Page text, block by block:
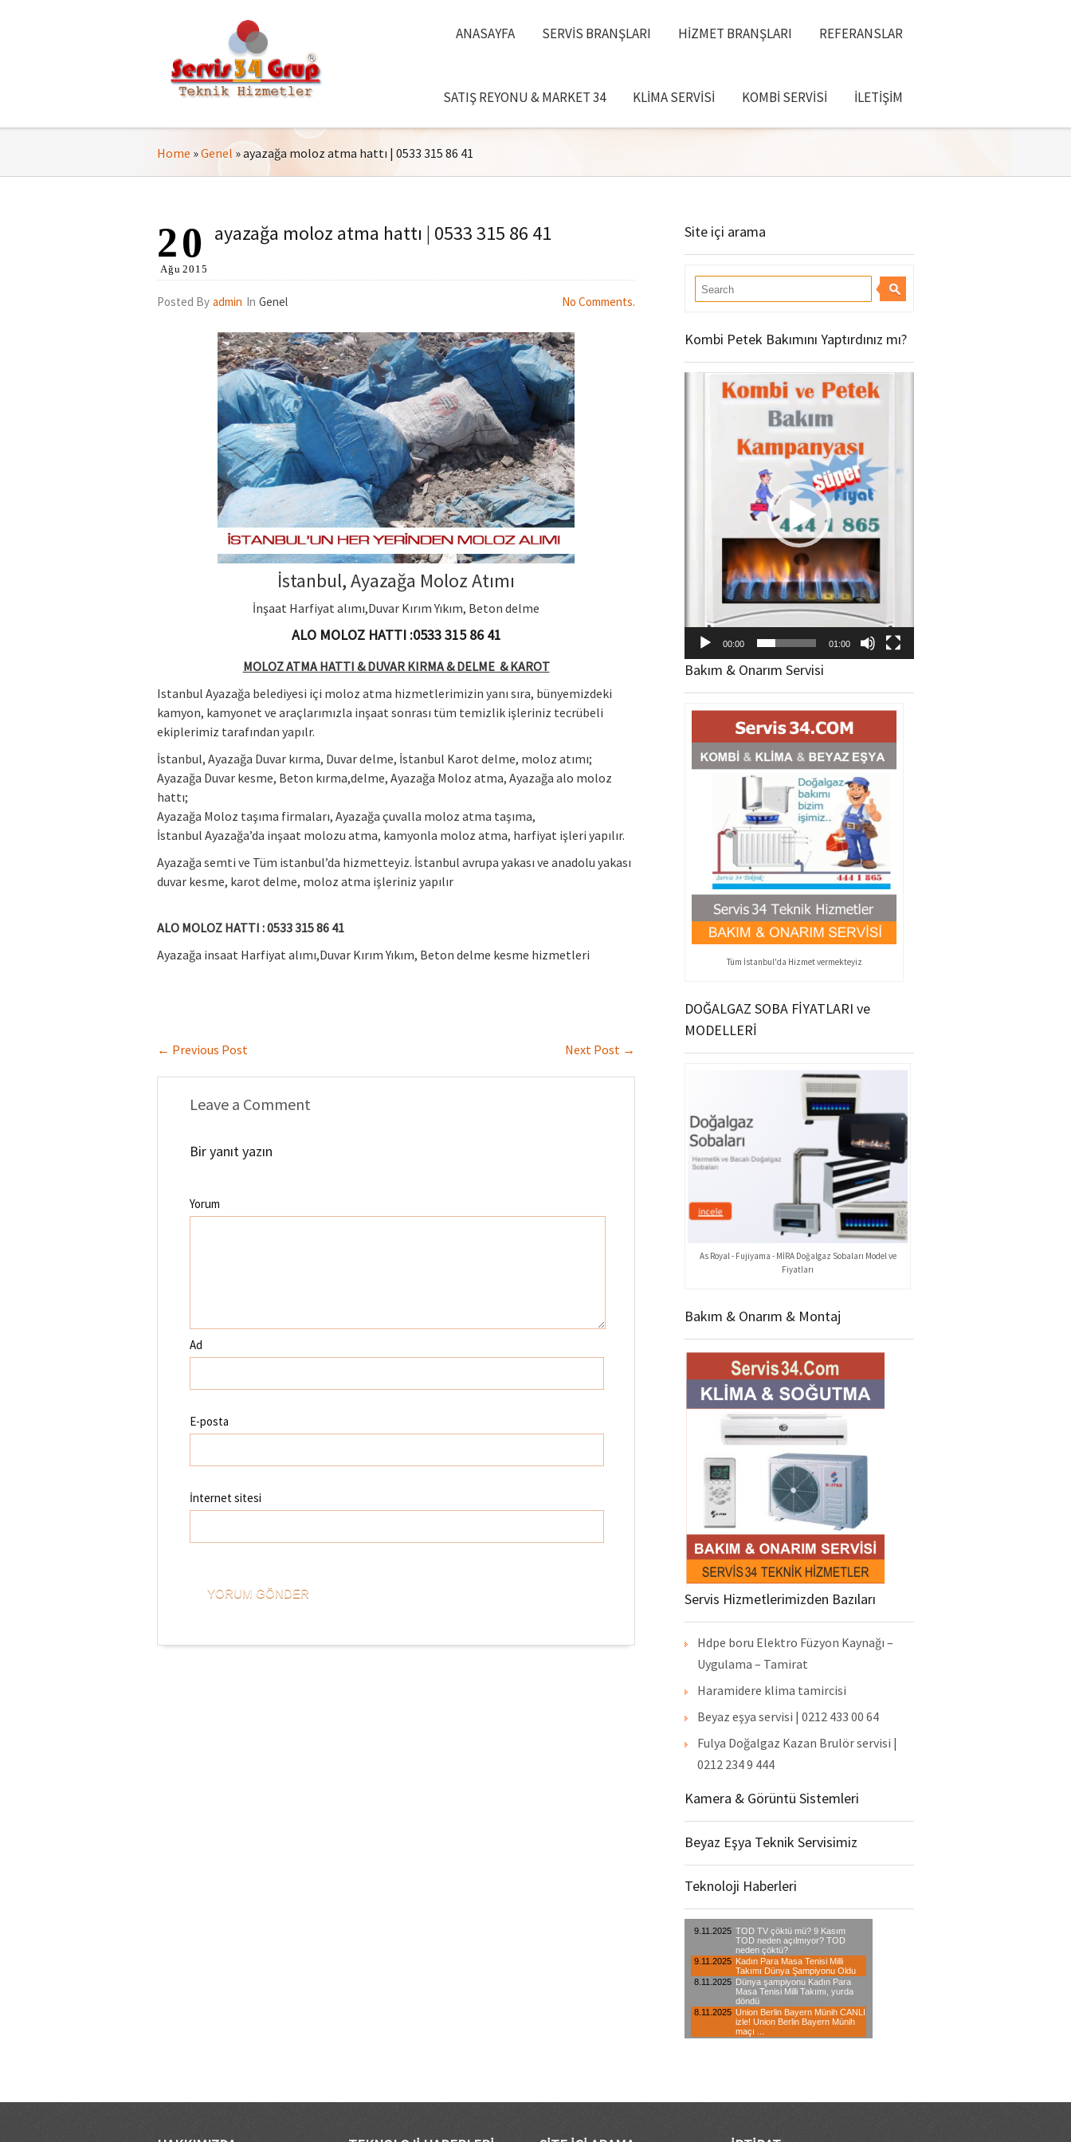
ANASAYFA SERVIS BRANŞLARI HIZMET BRANŞLARI REFERANSLAR
SATIŞ REYONU & MARKET 34 KLIMA SERVISI KOMBI SERVISI İLETIŞIM
Home »Genel »ayazağa moloz atma hattı | 0533 315 86 41
ayazağa moloz atma hattı | 0533 315 86 41
20
Ağu 2015
Posted By admin In Genel No Comments.
İstanbul, Ayazağa Moloz Atımı
İnşaat Harfiyat alımı,Duvar Kırım Yıkım, Beton delme
ALO MOLOZ HATTI :0533 315 86 41
MOLOZ ATMA HATTI & DUVAR KIRMA & DELME & KAROT
Istanbul Ayazağa belediyesi içi moloz atma hizmetlerimizin yanı sıra, bünyemizdeki
kamyon, kamyonet ve araçlarımızla inşaat sonrası tüm temizlik işleriniz tecrübeli
ekiplerimiz tarafından yapılr.
İstanbul, Ayazağa Duvar kırma, Duvar delme, İstanbul Karot delme, moloz atımı;
Ayazağa Duvar kesme, Beton kırma,delme, Ayazağa Moloz atma, Ayazağa alo moloz
hattı;
Ayazağa Moloz taşıma firmaları, Ayazağa çuvalla moloz atma taşıma,
İstanbul Ayazağa’da inşaat molozu atma, kamyonla moloz atma, harfiyat işleri yapılır.
Ayazağa semti ve Tüm istanbul’da hizmetteyiz. İstanbul avrupa yakası ve anadolu yakası
duvar kesme, karot delme, moloz atma işleriniz yapılır
ALO MOLOZ HATTI : 0533 315 86 41
Ayazağa insaat Harfiyat alımı,Duvar Kırım Yıkım, Beton delme kesme hizmetleri
← Previous Post Next Post →
Leave a Comment
Bir yanıt yazın
Yorum
Ad
E-posta
İnternet sitesi
Site içi arama
Kombi Petek Bakımını Yaptırdınız mı?
oynatıcı
00:00 01:00
Bakım & Onarım Servisi
Tüm İstanbul'da Hizmet vermekteyiz
DOĞALGAZ SOBA FİYATLARI ve
MODELLERİ
As Royal - Fujiyama - MİRA Doğalgaz Sobaları Model ve
Fiyatları
Bakım & Onarım & Montaj
Servis Hizmetlerimizden Bazıları
Hdpe boru Elektro Füzyon Kaynağı –
Uygulama – Tamirat
Haramidere klima tamircisi
Beyaz eşya servisi | 0212 433 00 64
Fulya Doğalgaz Kazan Brulör servisi |
0212 234 9 444
Kamera & Görüntü Sistemleri
Beyaz Eşya Teknik Servisimiz
Teknoloji Haberleri